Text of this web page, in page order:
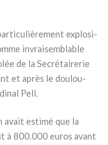
explo­si­
invrai­sem­bla­ble
de la Secrétairerie
et après le dou­lou­
Pell.
avait esti­mé que la
à 800.000 euros avant